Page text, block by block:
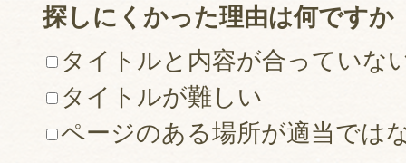
探しにくかった理由は何ですか
タイトルと内容が合っていな
タイトルが難しい
ページのある場所が適当では